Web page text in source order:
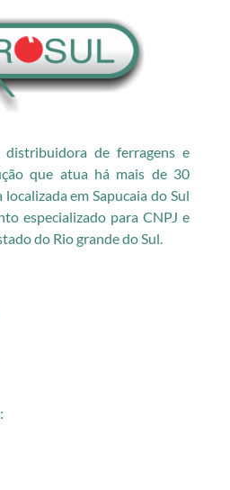
de ferragens e
que atua há mais de 30
em Sapucaia do Sul
especializado para CNPJ e
do Rio grande do Sul.